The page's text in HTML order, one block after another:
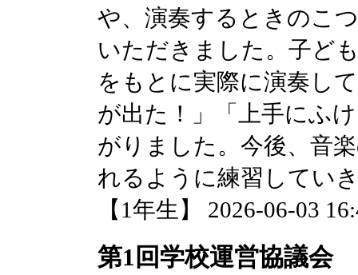
や、演奏するときのこ
いただきました。子ど
をもとに実際に演奏し
が出た！」「上手にふ
がりました。今後、音
れるように練習してい
【1年生】 2026-06-03
第1回学校運営協議会